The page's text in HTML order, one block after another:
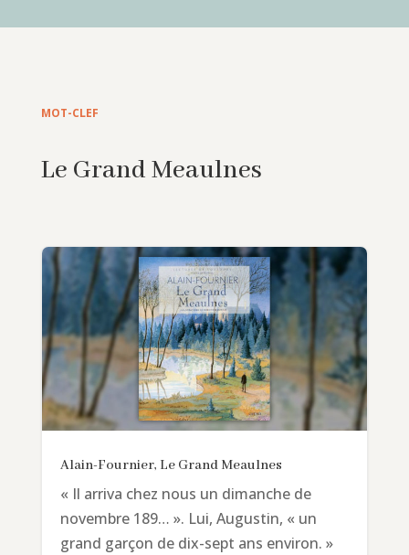
MOT-CLEF
Le Grand Meaulnes
Alain-Fournier, Le Grand Meaulnes
« Il arriva chez nous un dimanche de
novembre 189… ». Lui, Augustin, « un
grand garçon de dix-sept ans environ. »